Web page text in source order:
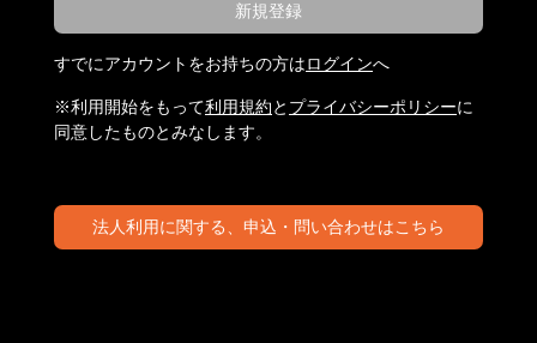
新規登録
すでにアカウントをお持ちの方はログインへ
※利用開始をもって利用規約と プライバシーポリシーに
同意したものとみなします。
法人利用に関する、申込・問い合わせはこちら